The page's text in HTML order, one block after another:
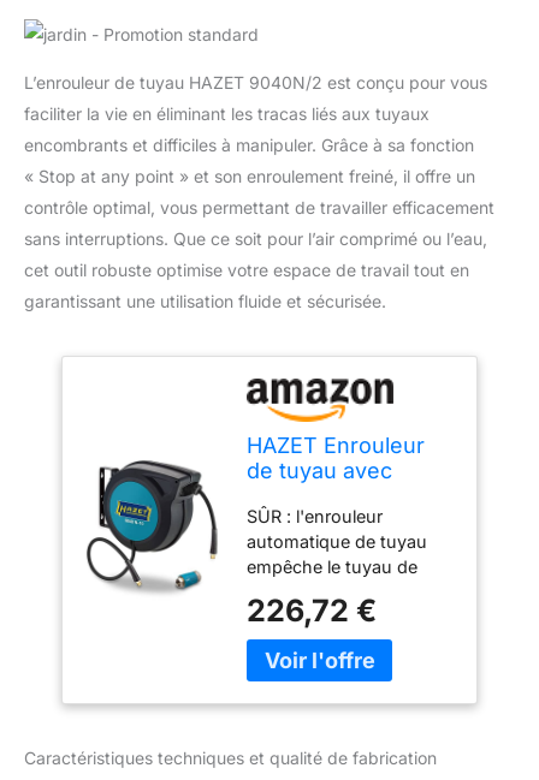
L’enrouleur de tuyau HAZET 9040N/2 est conçu pour vous
faciliter la vie en éliminant les tracas liés aux tuyaux
encombrants et difficiles à manipuler. Grâce à sa fonction
« Stop at any point » et son enroulement freiné, il offre un
contrôle optimal, vous permettant de travailler efficacement
sans interruptions. Que ce soit pour l’air comprimé ou l’eau,
cet outil robuste optimise votre espace de travail tout en
garantissant une utilisation fluide et sécurisée.
HAZET Enrouleur
de tuyau avec
9040N/2 I avec
fonction Stop at any
point, Enroulement
freiné I convient
pour air comprimé
ou eau
SÛR : l'enrouleur
automatique de tuyau
empêche le tuyau de
dans chaque atelier et
réduit considérablement
le risque d'accident au
guidage automatique
226,72 €
Caractéristiques techniques et qualité de fabrication